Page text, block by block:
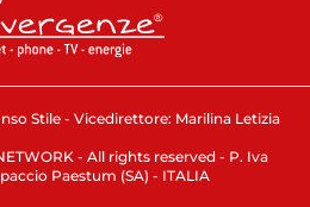
Stile - Vicedirettore: Marilina Letizia
- All rights reserved - P. Iva
Paestum (SA) - ITALIA